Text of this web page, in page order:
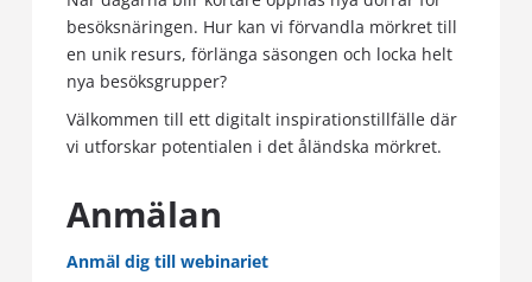
besöksnäringen. Hur kan vi förvandla mörkret till
en unik resurs, förlänga säsongen och locka helt
nya besöksgrupper?
Välkommen till ett digitalt inspirationstillfälle där
vi utforskar potentialen i det åländska mörkret.
Anmälan
Anmäl dig till webinariet